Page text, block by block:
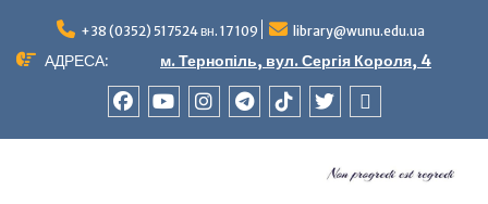
вмісту
+38 (0352) 517524 вн. 17 109 library@wunu.edu.ua
АДРЕСА: м. Тернопіль, вул. Сергія Короля, 4